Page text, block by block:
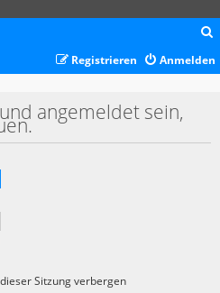
c
Anmelden
Registrieren
angemeldet sein,
Sitzung verbergen